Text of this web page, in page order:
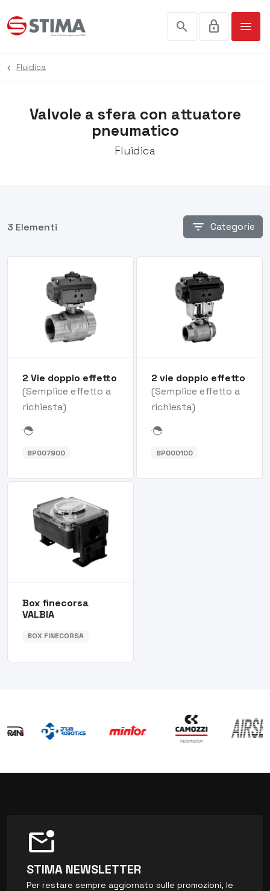
search lock menu
Valvole a sfera con attuatore
pneumatico
Fluidica
Fluidica
3 Elementi filter_list Categorie
2 Vie doppio effetto
(Semplice effetto a
richiesta)
8P007900
2 vie doppio effetto
(Semplice effetto a
richiesta)
8P000100
Box finecorsa
VALBIA
BOX FINECORSA
mark_email_unread
STIMA NEWSLETTER
Per restare sempre aggiornato sulle promozioni, le